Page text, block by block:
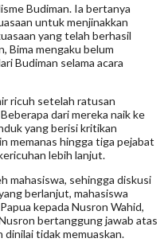
Budiman. Ia bertanya
untuk menjinakkan
yang telah berhasil
Bima mengaku belum
Budiman selama acara
ricuh setelah ratusan
dari mereka naik ke
yang berisi kritikan
memanas hingga tiga pejabat
lebih lanjut.
mahasiswa, sehingga diskusi
berlanjut, mahasiswa
kepada Nusron Wahid,
bertanggung jawab atas
tidak memuaskan.